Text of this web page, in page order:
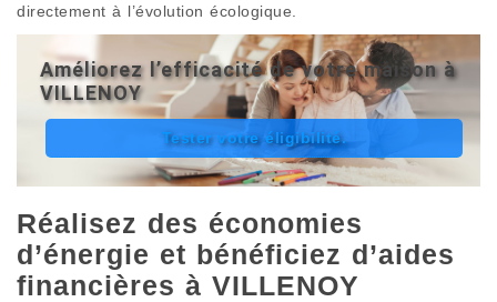
directement à l’évolution écologique.
Améliorez l’efficacité de votre maison à
VILLENOY
Tester votre éligibilité.
Réalisez des économies
d’énergie et bénéficiez d’aides
financières à VILLENOY